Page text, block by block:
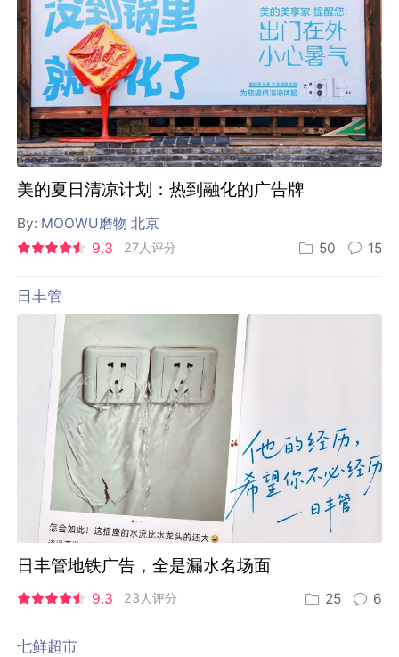
美的夏日清凉计划：热到融化的广告牌
By: MOOWU磨物 北京
9.3
27人评分 50 15
日丰管
日丰管地铁广告，全是漏水名场面
9.3 23人评分 25 6
七鲜超市